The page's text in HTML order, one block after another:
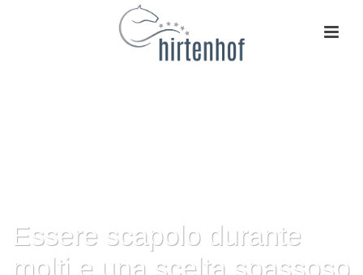
Essere scapolo durante
molti e una scelta spassoso